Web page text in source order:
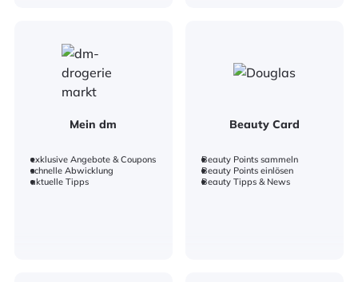
Mein dm
exklusive Angebote & Coupons
schnelle Abwicklung
aktuelle Tipps
Beauty Card
Beauty Points sammeln
Beauty Points einlösen
Beauty Tipps & News